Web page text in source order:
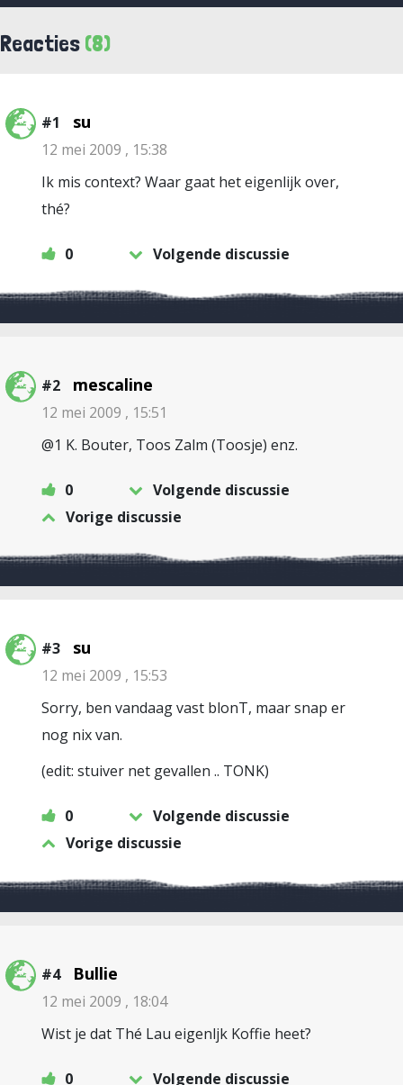
Reacties (8)
#1 su
12 mei 2009 , 15:38
Ik mis context? Waar gaat het eigenlijk over,
thé?
0 Volgende discussie
#2 mescaline
12 mei 2009 , 15:51
@1 K. Bouter, Toos Zalm (Toosje) enz.
0
Volgende discussie
Vorige discussie
#3 su
12 mei 2009 , 15:53
Sorry, ben vandaag vast blonT, maar snap er
nog nix van.
(edit: stuiver net gevallen .. TONK)
0
Volgende discussie
Vorige discussie
#4 Bullie
12 mei 2009 , 18:04
Wist je dat Thé Lau eigenljk Koffie heet?
0 Volgende discussie